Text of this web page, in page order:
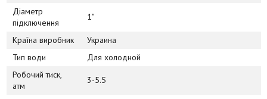
Діаметр
підключення
1"
Країна виробник
Украина
Тип води
Для холодной
Робочий тиск,
атм
3-5.5